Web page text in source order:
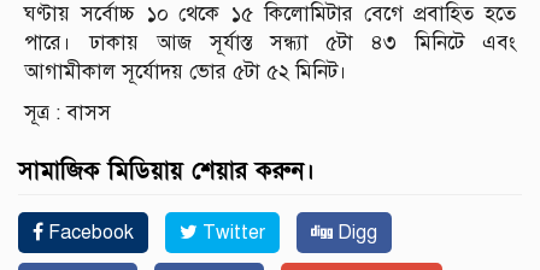
ঘণ্টায় সর্বোচ্চ ১০ থেকে ১৫ কিলোমিটার বেগে প্রবাহিত হতে
পারে। ঢাকায় আজ সূর্যাস্ত সন্ধ্যা ৫টা ৪৩ মিনিটে এবং
আগামীকাল সূর্যোদয় ভোর ৫টা ৫২ মিনিট।
সূত্র : বাসস
সামাজিক মিডিয়ায় শেয়ার করুন।
Facebook Twitter Digg